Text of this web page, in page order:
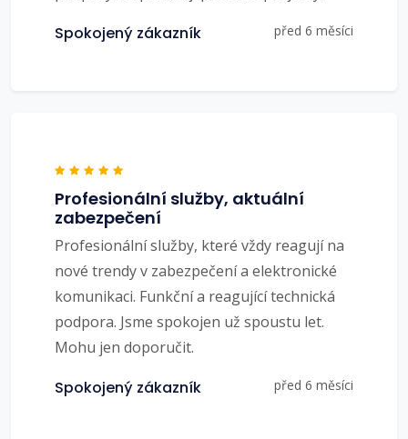
Spokojený zákazník před 6 měsíci
Profesionální služby, aktuální
zabezpečení
Profesionální služby, které vždy reagují na
nové trendy v zabezpečení a elektronické
komunikaci. Funkční a reagující technická
podpora. Jsme spokojen už spoustu let.
Mohu jen doporučit.
Spokojený zákazník před 6 měsíci